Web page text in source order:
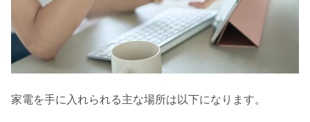
家電を手に入れられる主な場所は以下になります。